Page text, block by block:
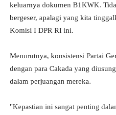
keluarnya dokumen B1KWK.
bergeser, apalagi yang kita
Komisi I DPR RI ini.
Menurutnya, konsistensi Partai
dengan para Cakada yang
dalam perjuangan mereka.
"Kepastian ini sangat penting